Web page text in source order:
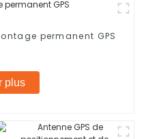
permanent GPS
plus